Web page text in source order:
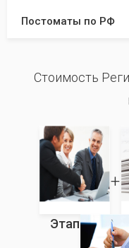
Постоматы по РФ
Стоимость
Этап 1